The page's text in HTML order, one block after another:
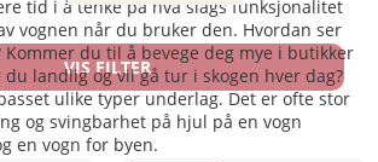
tid i å tenke på hva slags funksjonalitet
vognen når du bruker den. Hvordan ser
du til å bevege deg mye i butikker
landlig og vil gå tur i skogen hver dag?
ulike typer underlag. Det er ofte stor
og svingbarhet på hjul på en vogn
en vogn for byen.
VIS FILTER